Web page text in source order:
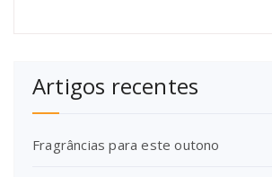
Artigos recentes
Fragrâncias para este outono